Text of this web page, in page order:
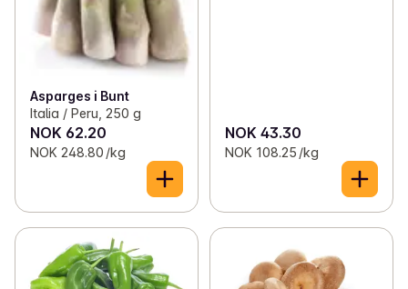
Asparges i Bunt
Italia / Peru, 250 g
NOK 62.20
NOK 248.80 /kg
NOK 43.30
NOK 108.25 /kg